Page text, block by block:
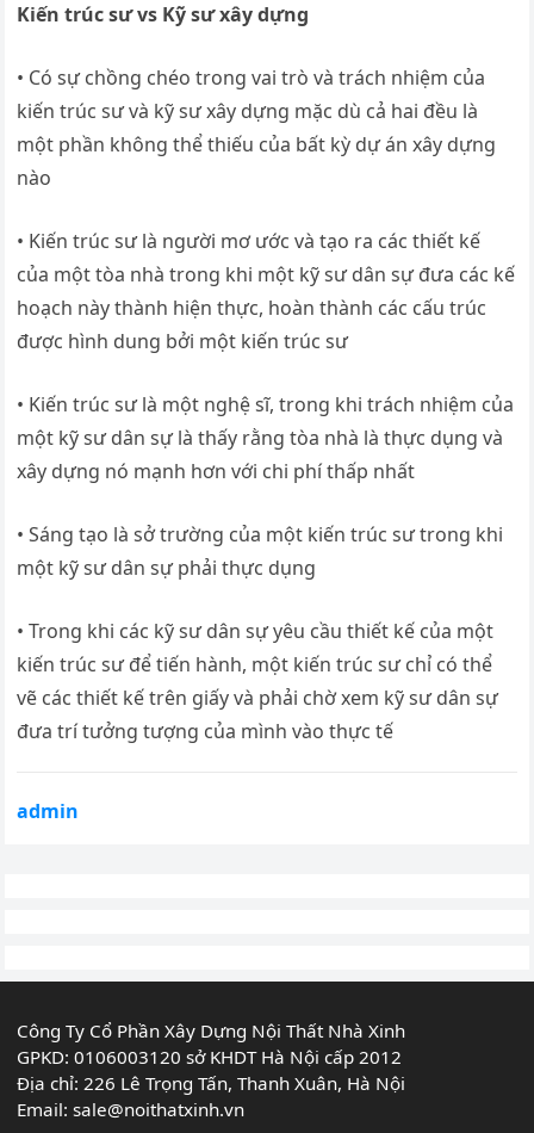
Kiến trúc sư vs Kỹ sư xây dựng
• Có sự chồng chéo trong vai trò và trách nhiệm của
kiến ​​trúc sư và kỹ sư xây dựng mặc dù cả hai đều là
một phần không thể thiếu của bất kỳ dự án xây dựng
nào
• Kiến trúc sư là người mơ ước và tạo ra các thiết kế
của một tòa nhà trong khi một kỹ sư dân sự đưa các kế
hoạch này thành hiện thực, hoàn thành các cấu trúc
được hình dung bởi một kiến ​​trúc sư
• Kiến trúc sư là một nghệ sĩ, trong khi trách nhiệm của
một kỹ sư dân sự là thấy rằng tòa nhà là thực dụng và
xây dựng nó mạnh hơn với chi phí thấp nhất
• Sáng tạo là sở trường của một kiến ​​trúc sư trong khi
một kỹ sư dân sự phải thực dụng
• Trong khi các kỹ sư dân sự yêu cầu thiết kế của một
kiến ​​trúc sư để tiến hành, một kiến ​​trúc sư chỉ có thể
vẽ các thiết kế trên giấy và phải chờ xem kỹ sư dân sự
đưa trí tưởng tượng của mình vào thực tế
admin
Công Ty Cổ Phần Xây Dựng Nội Thất Nhà Xinh
GPKD: 0106003120 sở KHDT Hà Nội cấp 2012
Địa chỉ: 226 Lê Trọng Tấn, Thanh Xuân, Hà Nội
Email:sale@noithatxinh.vn